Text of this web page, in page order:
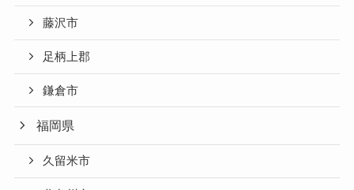
藤沢市
足柄上郡
鎌倉市
福岡県
久留米市